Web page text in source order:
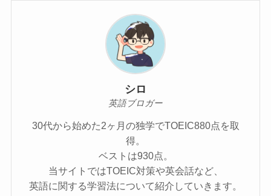
シロ
英語ブロガー
30代から始めた2ヶ月の独学でTOEIC880点を取
得。
ベストは930点。
当サイトではTOEIC対策や英会話など、
英語に関する学習法について紹介していきます。